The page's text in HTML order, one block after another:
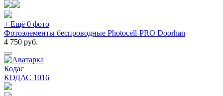
+ Ещё 0 фото
Фотоэлементы беспроводные Photocell-PRO Doorhan
4 750 руб.
Кодас
КОДАС 1016